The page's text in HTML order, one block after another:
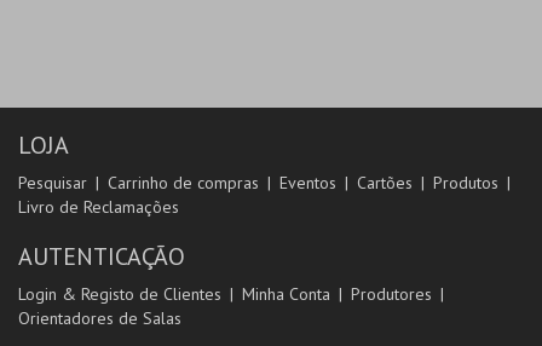
LOJA
Pesquisar Carrinho de compras Eventos Cartões
Produtos
Livro de Reclamações
AUTENTICAÇÃO
Login & Registo de Clientes Minha Conta
Produtores
Orientadores de Salas